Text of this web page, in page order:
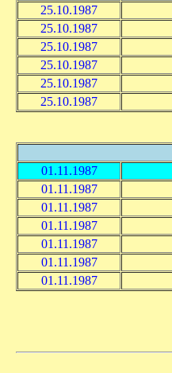
25.10.1987
25.10.1987
25.10.1987
25.10.1987
25.10.1987
25.10.1987
01.11.1987
01.11.1987
01.11.1987
01.11.1987
01.11.1987
01.11.1987
01.11.1987